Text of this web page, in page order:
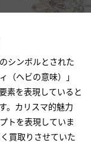
シンボルとされた
（ヘビの意味）」
素を表現していると
。カリスマ的魅力
トを表現していま
買取りさせていた